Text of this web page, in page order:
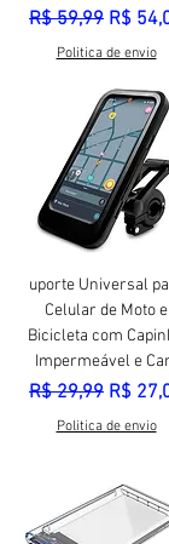
Preço normal
R$ 59,99 Preço
R$
Politica de envio
uporte Universal
Celular de Moto e
Bicicleta com
Impermeável e
Preço normal
R$ 29,99 Preço
R$
Politica de envio